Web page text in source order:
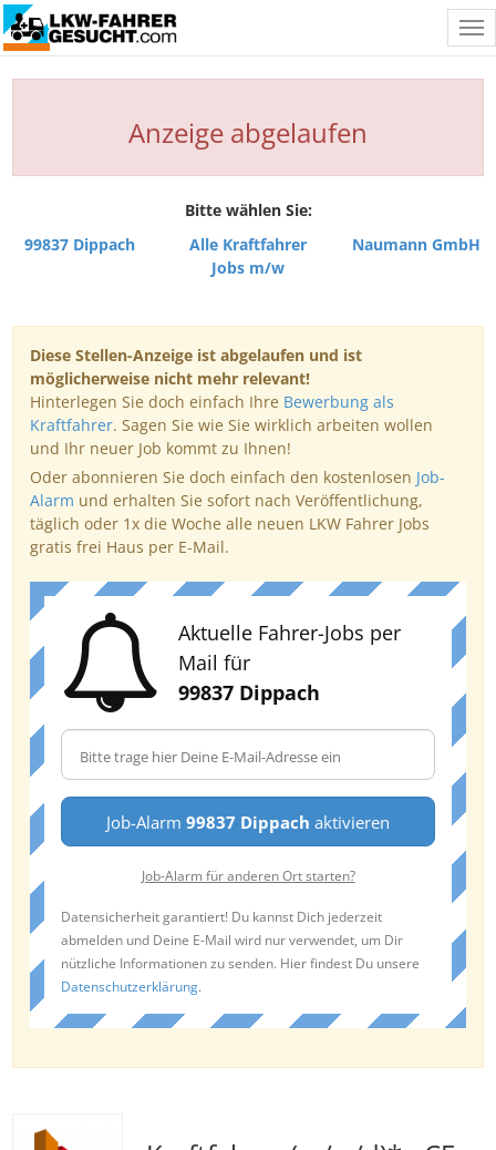
Anzeige abgelaufen
Bitte wählen Sie:
99837 Dippach
Alle Kraftfahrer
Jobs m/w
Naumann GmbH
Diese Stellen-Anzeige ist abgelaufen und ist
möglicherweise nicht mehr relevant!
Hinterlegen Sie doch einfach Ihre Bewerbung als
Kraftfahrer. Sagen Sie wie Sie wirklich arbeiten wollen
und Ihr neuer Job kommt zu Ihnen!
Oder abonnieren Sie doch einfach den kostenlosen Job-
Alarm und erhalten Sie sofort nach Veröffentlichung,
täglich oder 1x die Woche alle neuen LKW Fahrer Jobs
gratis frei Haus per E-Mail.
Aktuelle Fahrer-Jobs per
Mail für
99837 Dippach
Job-Alarm 99837 Dippach aktivieren
Job-Alarm für anderen Ort starten?
Datensicherheit garantiert! Du kannst Dich jederzeit
abmelden und Deine E-Mail wird nur verwendet, um Dir
nützliche Informationen zu senden. Hier findest Du unsere
Datenschutzerklärung.